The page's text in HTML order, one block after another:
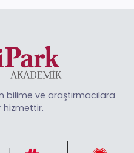
bilime ve araştırmacılara
hizmettir.